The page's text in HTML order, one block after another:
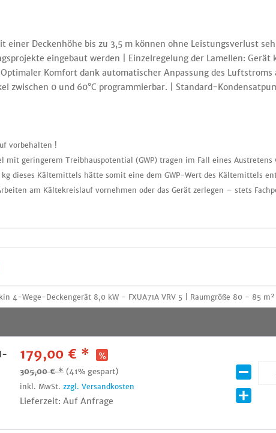
Deckenhöhe bis zu 3,5 m können ohne Leistungsverlust
eingebaut werden | Einzelregelung der Lamellen: Gerät
Komfort dank automatischer Anpassung des
zwischen 0 und 60°C programmierbar. | Standard-
vorbehalten !
geringerem Treibhauspotential (GWP) tragen im Fall eines Austretens
dieses Kältemittels hätte somit eine dem GWP-Wert des Kältemittels
am Kältekreislauf vornehmen oder das Gerät zerlegen – stets
4-Wege-Deckengerät 8,0 kW - FXUA71A VRV 5 | Raumgröße 80 - 85
179,00 € *
305,00 € * (41% gespart)
inkl. MwSt.zzgl. Versandkosten
Lieferzeit: Auf Anfrage